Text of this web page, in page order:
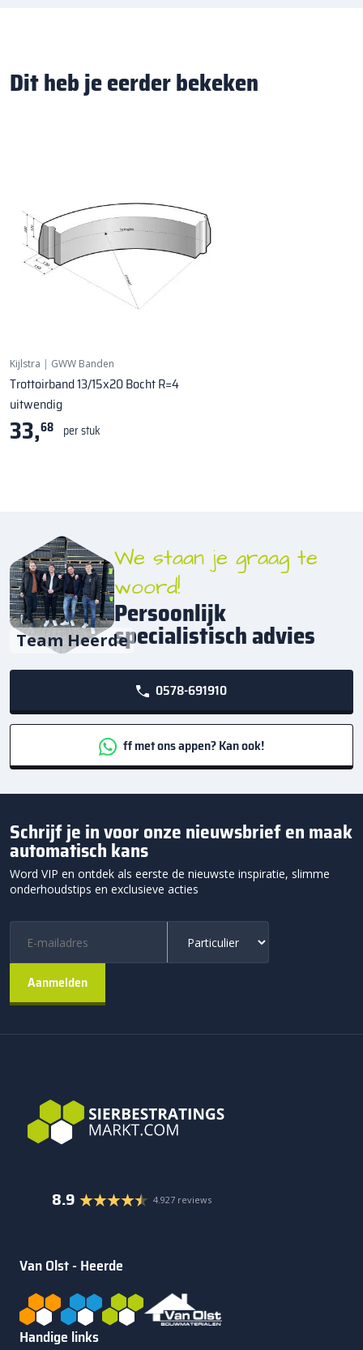
Dit heb je eerder bekeken
Kijlstra | GWW Banden
Trottoirband 13/15x20 Bocht R=4
uitwendig
33,68 per stuk
Team Heerde
We staan je graag te
woord!
Persoonlijk
specialistisch advies
0578-691910
ff met ons appen? Kan ook!
Schrijf je in voor onze nieuwsbrief en maak
automatisch kans
Word VIP en ontdek als eerste de nieuwste inspiratie, slimme
onderhoudstips en exclusieve acties
8.9 4.927 reviews
Van Olst - Heerde
Handige links